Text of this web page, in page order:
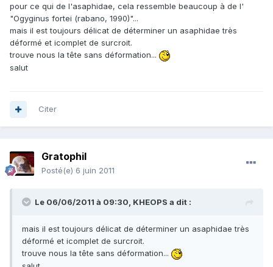
pour ce qui de l'asaphidae, cela ressemble beaucoup à de l'
"Ogyginus fortei (rabano, 1990)"...
mais il est toujours délicat de déterminer un asaphidae très
déformé et icomplet de surcroit.
trouve nous la tête sans déformation...
salut
Citer
Gratophil
Posté(e) 6 juin 2011
Le 06/06/2011 à 09:30, KHEOPS a dit :
mais il est toujours délicat de déterminer un asaphidae très
déformé et icomplet de surcroit.
trouve nous la tête sans déformation...